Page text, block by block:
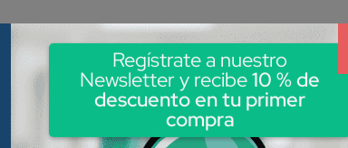
Regístrate a nuestro
Newsletter y recibe10 % de
descuento en tu primer
compra